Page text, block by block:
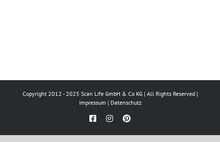
Copyright 2012 - 2025 Scan Life GmbH & Co KG | All Rights Reserved |
Impressum | Datenschutz
FacebookInstagramPinterest